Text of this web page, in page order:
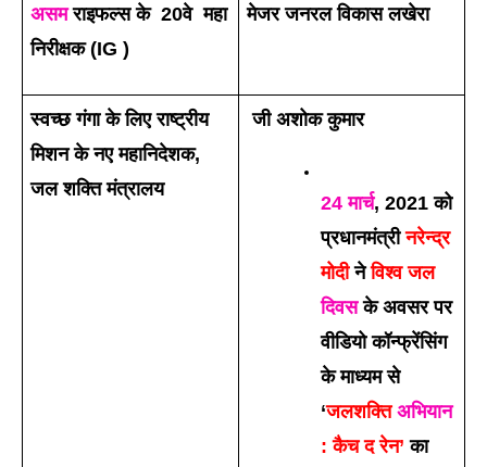
असम राइफल्स के  20वे  महा
निरीक्षक (IG )
मेजर जनरल विकास लखेरा
स्वच्छ गंगा के लिए राष्ट्रीय
मिशन के नए महानिदेशक,
जल शक्ति मंत्रालय
जी अशोक कुमार
24 मार्च‚ 2021 को
प्रधानमंत्री नरेन्द्र
मोदी ने
विश्व जल
दिवस के अवसर पर
वीडियो कॉन्फ्रेंसिंग
के माध्यम से
‘जलशक्ति अभियान
: कैच द रेन’ का